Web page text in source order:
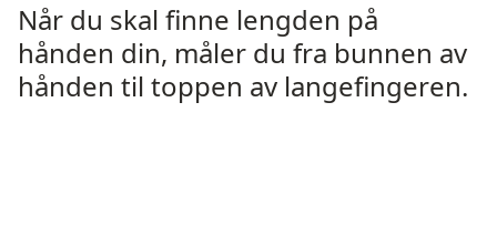
Når du skal finne lengden på
hånden din, måler du fra bunnen av
hånden til toppen av langefingeren.